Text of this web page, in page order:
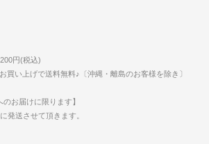
円(税込)
買い上げで送料無料♪〔沖縄・離島のお客様を除き〕
のお届けに限ります】
発送させて頂きます。